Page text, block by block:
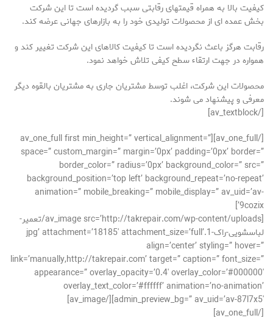
کیفیت بالا به همراه قیمتهای رقابتی سبب گردیده است تا این شرکت
بخش عمده ای از محصولات تولیدی خود را به بازارهای جهانی عرضه کند.
رقابت هرگز باعث نگردیده است تا کیفیت کالاهای این شرکت تغییر کند و
همواره در جهت ارتقاء سطح کیفی تلاش خواهد نمود.
محصولات این شرکت، اغلب توسط مشتریان جاری به مشتریان بالقوه دیگر
معرفی و پیشنهاد می شوند.
[/av_textblock]
[/av_one_full][av_one_full first min_height=” vertical_alignment=”
space=” custom_margin=” margin=’0px’ padding=’0px’ border=”
border_color=” radius=’0px’ background_color=” src=”
background_position=’top left’ background_repeat=’no-repeat’
animation=” mobile_breaking=” mobile_display=” av_uid=’av-
9cozix’]
[av_image src=’http://takrepair.com/wp-content/uploads/تعمیر-
لباسشویی-راک-1.jpg’ attachment=’18185′ attachment_size=’full’
align=’center’ styling=” hover=”
link=’manually,http://takrepair.com’ target=” caption=” font_size=”
appearance=” overlay_opacity=’0.4′ overlay_color=’#000000′
overlay_text_color=’#ffffff’ animation=’no-animation’
admin_preview_bg=” av_uid=’av-87l7x5′][/av_image]
[/av_one_full]